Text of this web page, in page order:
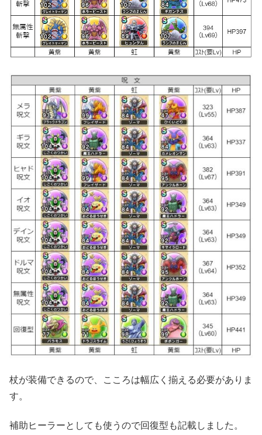
杖が装備できるので、こころは幅広く揃える必要がありま
す。
補助ヒーラーとしても使うので回復型も記載しました。